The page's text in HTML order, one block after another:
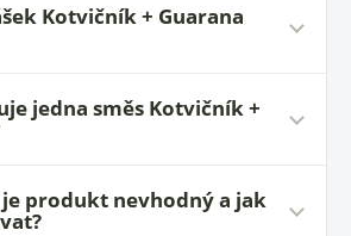
Kotvičník + Guarana
jedna směs Kotvičník +
produkt nevhodný a jak